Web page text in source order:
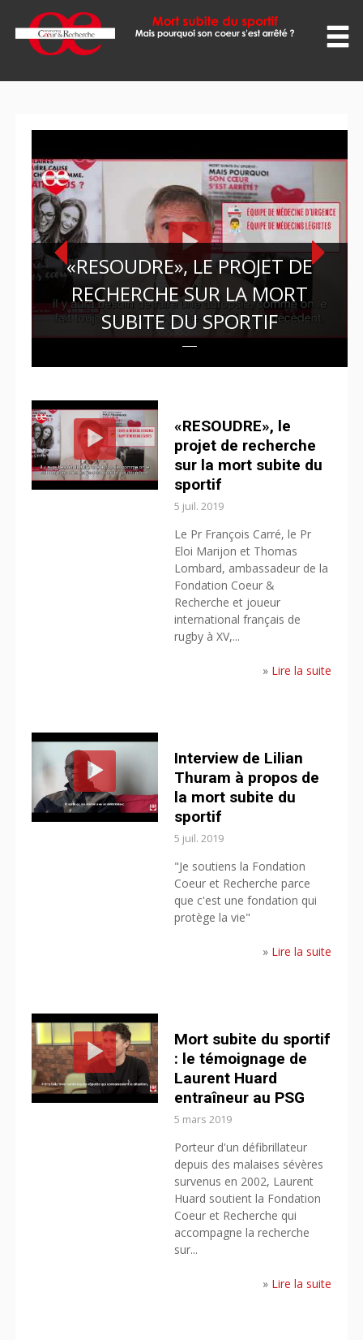
ACCUEIL
EVÉNEMENTS
PRESSE
AMBASSADEURS
LA FONDATION
CONTACT
«RESOUDRE», LE PROJET DE
RECHERCHE SUR LA MORT
SUBITE DU SPORTIF
«RESOUDRE», le
projet de recherche
sur la mort subite du
sportif
5 juil. 2019
Le Pr François Carré, le Pr
Eloi Marijon et Thomas
Lombard, ambassadeur de la
Fondation Coeur &
Recherche et joueur
international français de
rugby à XV,...
» Lire la suite
Interview de Lilian
Thuram à propos de
la mort subite du
sportif
5 juil. 2019
"Je soutiens la Fondation
Coeur et Recherche parce
que c'est une fondation qui
protège la vie"
» Lire la suite
Mort subite du sportif
: le témoignage de
Laurent Huard
entraîneur au PSG
5 mars 2019
Porteur d'un défibrillateur
depuis des malaises sévères
survenus en 2002, Laurent
Huard soutient la Fondation
Coeur et Recherche qui
accompagne la recherche
sur...
» Lire la suite